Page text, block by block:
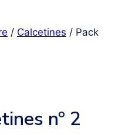
/ Calcetines / Pack
nº 2